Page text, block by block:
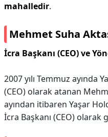
mahalledir.
Mehmet Suha
İcra Başkanı (CEO) ve
2007 yılı Temmuz ayında
(CEO) olarak atanan
ayından itibaren Yaşar
İcra Başkanı (CEO)